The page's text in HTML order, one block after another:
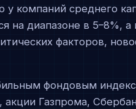
у компаний среднего
на диапазоне в 5–8%, а
факторов,
фондовым
Газпрома,